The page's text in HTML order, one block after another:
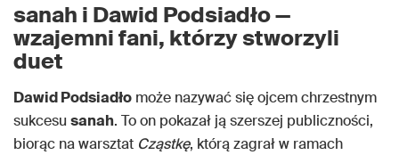
sanah i Dawid Podsiadło —
wzajemni fani, którzy stworzyli
duet
Dawid Podsiadło może nazywać się ojcem chrzestnym
sukcesu sanah. To on pokazał ją szerszej publiczności,
biorąc na warsztat Cząstkę, którą zagrał w ramach